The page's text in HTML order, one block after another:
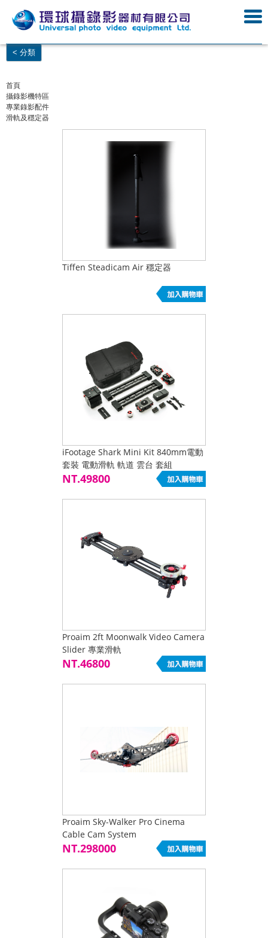
< 分類
首頁
攝錄影機特區
專業錄影配件
滑軌及穩定器
Tiffen Steadicam Air 穩定器
iFootage Shark Mini Kit 840mm電動
套裝 電動滑軌 軌道 雲台 套組
NT.49800
Proaim 2ft Moonwalk Video Camera
Slider 專業滑軌
NT.46800
Proaim Sky-Walker Pro Cinema
Cable Cam System
NT.298000